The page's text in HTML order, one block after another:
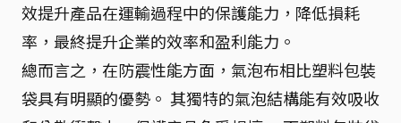
效提升產品在運輸過程中的保護能力，降低損耗
率，最終提升企業的效率和盈利能力。
總而言之，在防震性能方面，氣泡布相比塑料包裝
袋具有明顯的優勢。 其獨特的氣泡結構能有效吸收